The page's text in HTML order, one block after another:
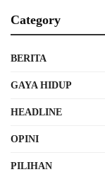
Category
BERITA
GAYA HIDUP
HEADLINE
OPINI
PILIHAN